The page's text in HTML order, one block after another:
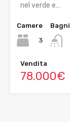
nel verde e…
Camere
3
Bagni
Vendita
78.000€